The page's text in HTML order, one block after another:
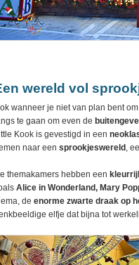
wereld vol
wanneer je niet van plan bent
te gaan om even de buitengevel
Kook is gevestigd in een
naar een sprookjeswereld ,
themakamers hebben een
Alice in Wonderland, Mary
de enorme zwarte draak op
elfje dat bijna tot